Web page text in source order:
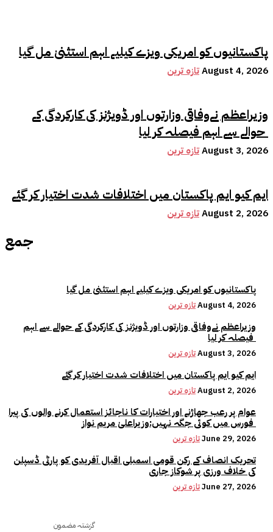
پاکستانیوں کو امریکی ویزے کیلیے اہم استثنیٰ مل گیا
تازہ ترینAugust 4, 2026
وزیراعظم نےوفاقی وزارتوں اور ڈویژنز کی کارکردگی کے
حوالے سے اہم فیصلہ کر لیا
تازہ ترینAugust 3, 2026
ایم کیو ایم پاکستان میں اختلافات شدت اختیار کر گئے
تازہ ترینAugust 2, 2026
جمع
پاکستانیوں کو امریکی ویزے کیلیے اہم استثنیٰ مل گیا
تازہ ترینAugust 4, 2026
وزیراعظم نےوفاقی وزارتوں اور ڈویژنز کی کارکردگی کے حوالے سے اہم
تازہ ترینAugust 3, 2026
ایم کیو ایم پاکستان میں اختلافات شدت اختیار کر گئے
تازہ ترینAugust 2, 2026
عوام پر رعب جھاڑنے اور اختیارات کا ناجائز استعمال کرنے والوں کی پیرا
تازہ ترینJune 29, 2026
تحریک انصاف کے رکن قومی اسمبلی اقبال آفریدی کو پارٹی ڈسپلن
کی خلاف ورزی پر شوکاز جاری
تازہ ترینJune 27, 2026
گزشتہ مضمون